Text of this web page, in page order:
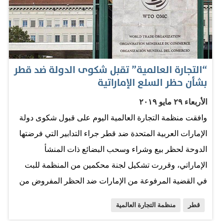
التفاوض وحرصه على التحول الديمقراطي والتداول السلمي
للسلطة. المصدر: البيان
“التجارة العالمية” تقبل شكوى الدولة ضد قطر
بشأن حظر السلع الإماراتية
الأربعاء ٢٩ مايو ٢٠١٩
وافقت منظمة التجارة العالمية اليوم على قبول شكوى دولة
الإمارات العربية المتحدة ضد قطر جراء التدابير التي فرضتها
الدوحة لحظر بيع وشراء وسحب البضائع ذات المنشأ
الإماراتي، وقررت تشكيل لجنة محكمين من المنظمة للبت
في القضية المرفوعة من الإمارات ضد الحظر المفروض من
قطر منظمة التجارة العالمية